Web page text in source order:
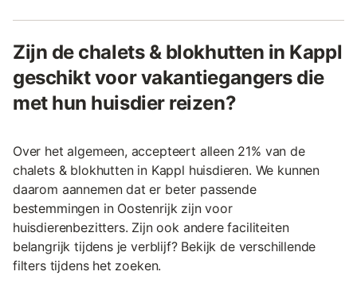
Zijn de chalets & blokhutten in Kappl
geschikt voor vakantiegangers die
met hun huisdier reizen?
Over het algemeen, accepteert alleen 21% van de
chalets & blokhutten in Kappl huisdieren. We kunnen
daarom aannemen dat er beter passende
bestemmingen in Oostenrijk zijn voor
huisdierenbezitters. Zijn ook andere faciliteiten
belangrijk tijdens je verblijf? Bekijk de verschillende
filters tijdens het zoeken.